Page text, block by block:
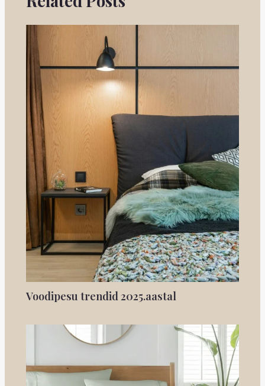
Voodipesu trendid 2025.aastal